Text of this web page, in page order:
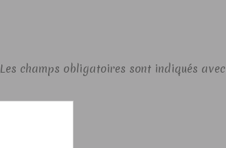
Les champs obligatoires sont indiqués avec